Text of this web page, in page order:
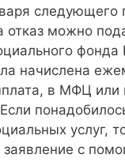
следующего
отказ можно
начислена
в МФЦ или
услуг,
заявление с